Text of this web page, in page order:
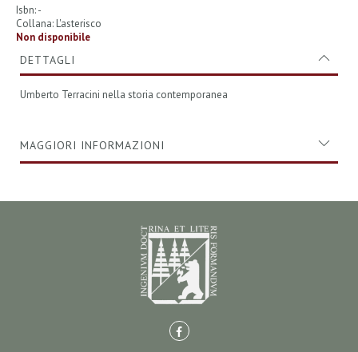
Isbn: -
Collana: L'asterisco
Non disponibile
DETTAGLI
Umberto Terracini nella storia contemporanea
MAGGIORI INFORMAZIONI